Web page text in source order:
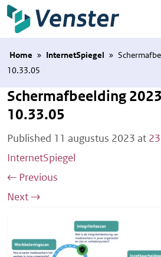
Naar hoofdinhoud
Home » InternetSpiegel »
10.33.05
Schermafbeelding
10.33.05
Published 11 augustus 2023 at
InternetSpiegel
← Previous
Next→